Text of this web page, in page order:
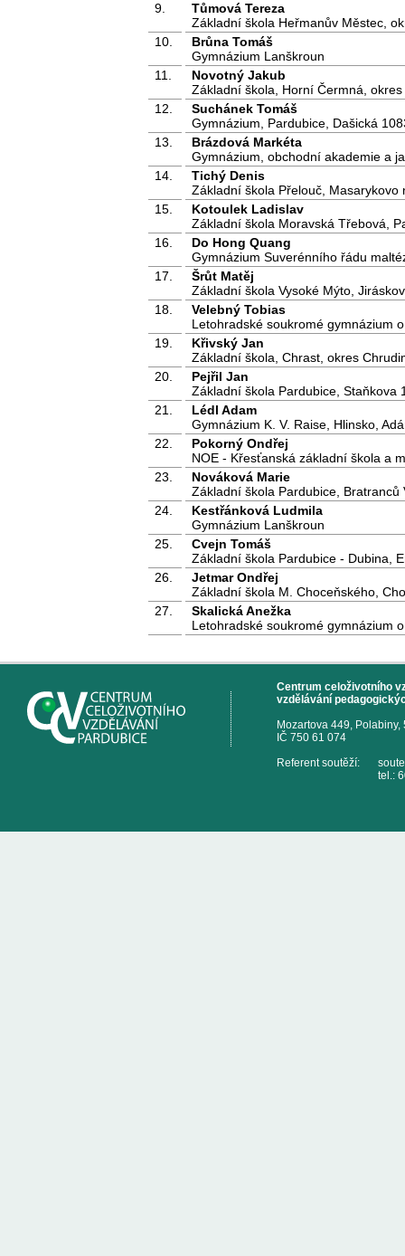
9.
Tůmová Tereza
Základní škola Heřmanův Městec,
10.
Brůna Tomáš
Gymnázium Lanškroun
11.
Novotný Jakub
Základní škola, Horní Čermná,
12.
Suchánek Tomáš
Gymnázium, Pardubice, Dašická
13.
Brázdová Markéta
Gymnázium, obchodní akademie a
14.
Tichý Denis
Základní škola Přelouč,
15.
Kotoulek Ladislav
Základní škola Moravská Třebová,
16.
Do Hong Quang
Gymnázium Suverénního řádu
17.
Šrůt Matěj
Základní škola Vysoké Mýto,
18.
Velebný Tobias
Letohradské soukromé gymnázium
19.
Křivský Jan
Základní škola, Chrast, okres
20.
Pejřil Jan
Základní škola Pardubice, Staňkova
21.
Lédl Adam
Gymnázium K. V. Raise, Hlinsko,
22.
Pokorný Ondřej
NOE - Křesťanská základní škola a
23.
Nováková Marie
Základní škola Pardubice, Bratranců
24.
Kestřánková Ludmila
Gymnázium Lanškroun
25.
Cvejn Tomáš
Základní škola Pardubice - Dubina,
26.
Jetmar Ondřej
Základní škola M. Choceňského,
27.
Skalická Anežka
Letohradské soukromé gymnázium
Centrum celoživotního
vzdělávání
Mozartova 449,
IČ 750 61 074
Referent soutěží:
tel.: